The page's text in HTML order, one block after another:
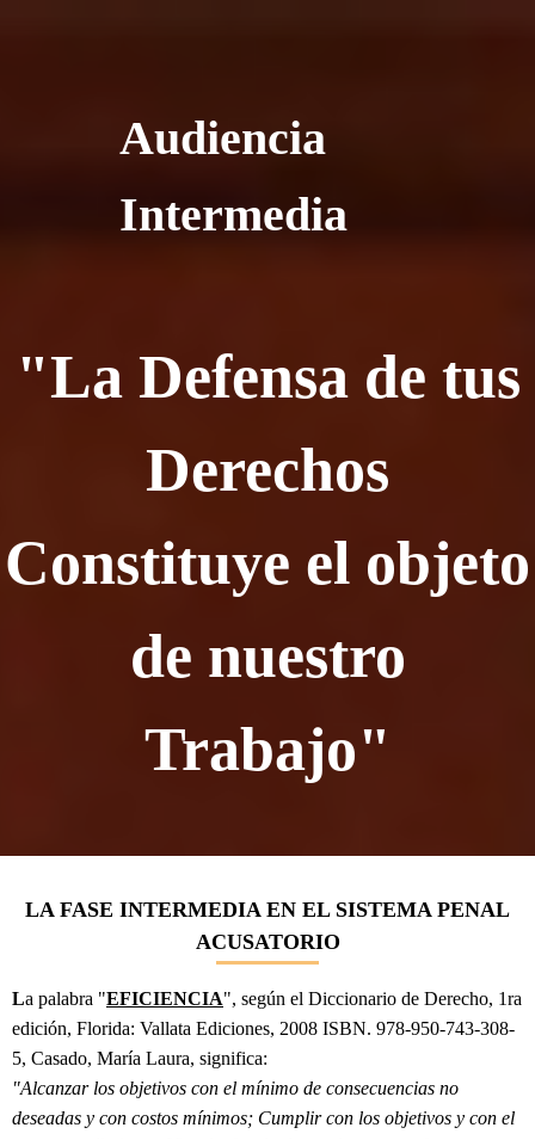
Audiencia
Intermedia
"La Defensa de tus
Derechos
Constituye el objeto
de nuestro
Trabajo"
LA FASE INTERMEDIA EN EL SISTEMA PENAL
ACUSATORIO
La palabra "EFICIENCIA", según el Diccionario de Derecho, 1ra
edición, Florida: Vallata Ediciones, 2008 ISBN. 978-950-743-308-
5, Casado, María Laura, significa:
"Alcanzar los objetivos con el mínimo de consecuencias no
deseadas y con costos mínimos; Cumplir con los objetivos y con el